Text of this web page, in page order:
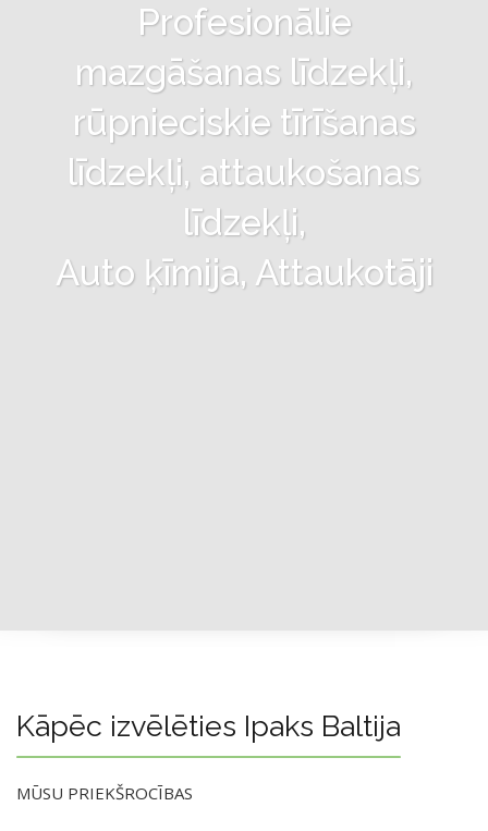
Profesionālie
mazgāšanas līdzekļi,
rūpnieciskie tīrīšanas
līdzekļi, attaukošanas
līdzekļi,
Auto ķīmija, Attaukotāji
Kāpēc izvēlēties Ipaks Baltija
MŪSU PRIEKŠROCĪBAS